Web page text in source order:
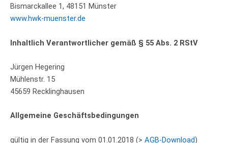
Bismarckallee 1, 48151 Münster
www.hwk-muenster.de
Inhaltlich Verantwortlicher gemäß § 55 Abs. 2 RStV
Jürgen Hegering
Mühlenstr. 15
45659 Recklinghausen
Allgemeine Geschäftsbedingungen
gültig in der Fassung vom 01.01.2018 (> AGB-Download)